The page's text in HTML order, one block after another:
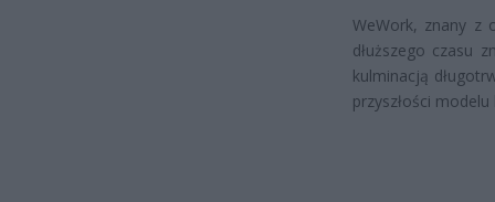
WeWork, znany z
dłuższego czasu
kulminacją
przyszłości